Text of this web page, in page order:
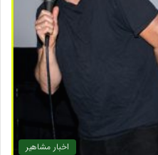
اخبار مشاهیر